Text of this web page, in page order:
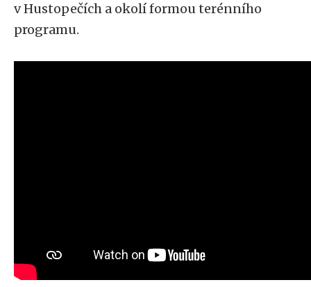
v Hustopečích a okolí formou terénního
programu.